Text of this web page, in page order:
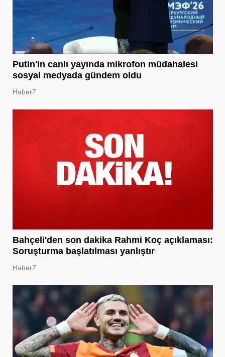
Putin'in canlı yayında mikrofon müdahalesi
sosyal medyada gündem oldu
Haber7
Bahçeli'den son dakika Rahmi Koç açıklaması:
Soruşturma başlatılması yanlıştır
Haber7